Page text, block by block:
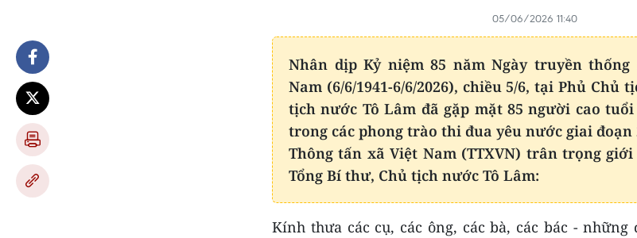
05/06/2026 11:40
Nhân dịp Kỷ niệm 85 năm Ngày truyền
Nam (6/6/1941-6/6/2026), chiều 5/6, tại Phủ Chủ
tịch nước Tô Lâm đã gặp mặt 85 người cao
trong các phong trào thi đua yêu nước giai đoạn
Thông tấn xã Việt Nam (TTXVN) trân trọng
Tổng Bí thư, Chủ tịch nước Tô Lâm:
Kính thưa các cụ, các ông, các bà, các bác -